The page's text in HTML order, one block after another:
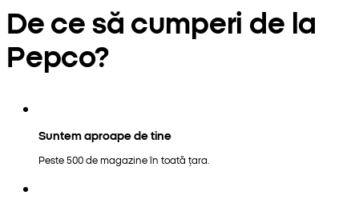
De ce să cumperi de la
Pepco?
Suntem aproape de tine
Peste 500 de magazine în toată țara.